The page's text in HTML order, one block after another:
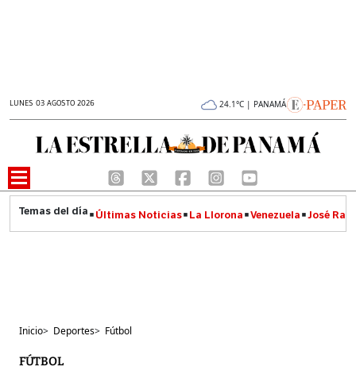
LUNES 03 AGOSTO 2026 24.1°C | PANAMÁ
Últimas Noticias La Llorona Venezuela José
Inicio> Deportes> Fútbol
FÚTBOL